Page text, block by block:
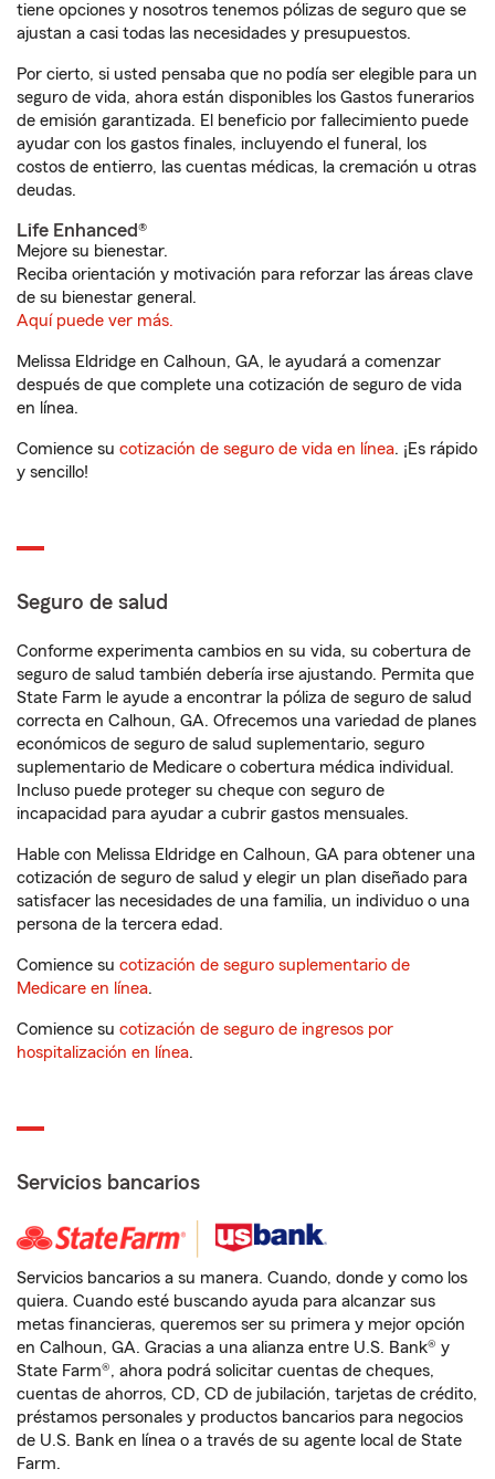
tiene opciones y nosotros tenemos pólizas de seguro que se
ajustan a casi todas las necesidades y presupuestos.
Por cierto, si usted pensaba que no podía ser elegible para un
seguro de vida, ahora están disponibles los Gastos funerarios
de emisión garantizada. El beneficio por fallecimiento puede
ayudar con los gastos finales, incluyendo el funeral, los
costos de entierro, las cuentas médicas, la cremación u otras
deudas.
Life Enhanced®
Mejore su bienestar.
Reciba orientación y motivación para reforzar las áreas clave
de su bienestar general.
Aquí puede ver más.
Melissa Eldridge en Calhoun, GA, le ayudará a comenzar
después de que complete una cotización de seguro de vida
en línea.
Comience su cotización de seguro de vida en línea. ¡Es rápido
y sencillo!
Seguro de salud
Conforme experimenta cambios en su vida, su cobertura de
seguro de salud también debería irse ajustando. Permita que
State Farm le ayude a encontrar la póliza de seguro de salud
correcta en Calhoun, GA. Ofrecemos una variedad de planes
económicos de seguro de salud suplementario, seguro
suplementario de Medicare o cobertura médica individual.
Incluso puede proteger su cheque con seguro de
incapacidad para ayudar a cubrir gastos mensuales.
Hable con Melissa Eldridge en Calhoun, GA para obtener una
cotización de seguro de salud y elegir un plan diseñado para
satisfacer las necesidades de una familia, un individuo o una
persona de la tercera edad.
Comience su cotización de seguro suplementario de
Medicare en línea.
Comience su cotización de seguro de ingresos por
hospitalización en línea.
Servicios bancarios
Servicios bancarios a su manera. Cuando, donde y como los
quiera. Cuando esté buscando ayuda para alcanzar sus
metas financieras, queremos ser su primera y mejor opción
en Calhoun, GA. Gracias a una alianza entre U.S. Bank® y
State Farm®, ahora podrá solicitar cuentas de cheques,
cuentas de ahorros, CD, CD de jubilación, tarjetas de crédito,
préstamos personales y productos bancarios para negocios
de U.S. Bank en línea o a través de su agente local de State
Farm.